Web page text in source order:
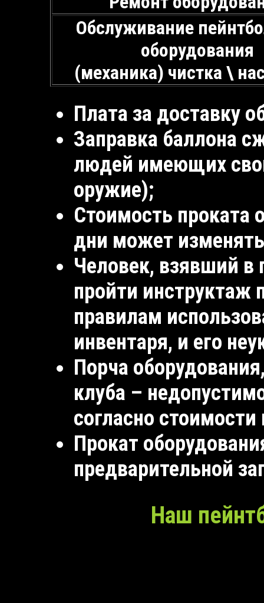
Обслуживание
оборудования
(механика) чистка \
Плата за доставку
Заправка баллона
людей имеющих
оружие);
Стоимость проката
дни может
Человек, взявший в
пройти инструктаж
правилам
инвентаря, и его
Порча
клуба –
согласно
Прокат
предварительной
Наш